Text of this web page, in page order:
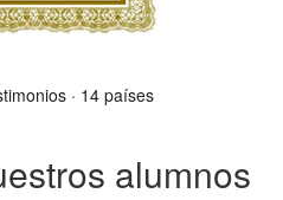
· 14 países
alumnos